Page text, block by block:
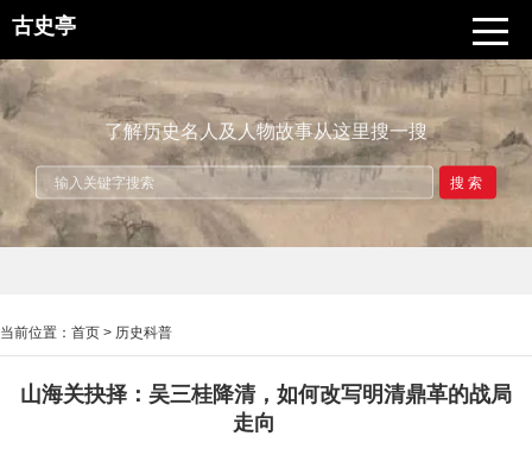
古史亭
了解历史名人及人物故事从这里搜一搜
搜索
当前位置： 首页 > 历史科普
山海关抉择：吴三桂降清，如何改写明清鼎革的战局
走向